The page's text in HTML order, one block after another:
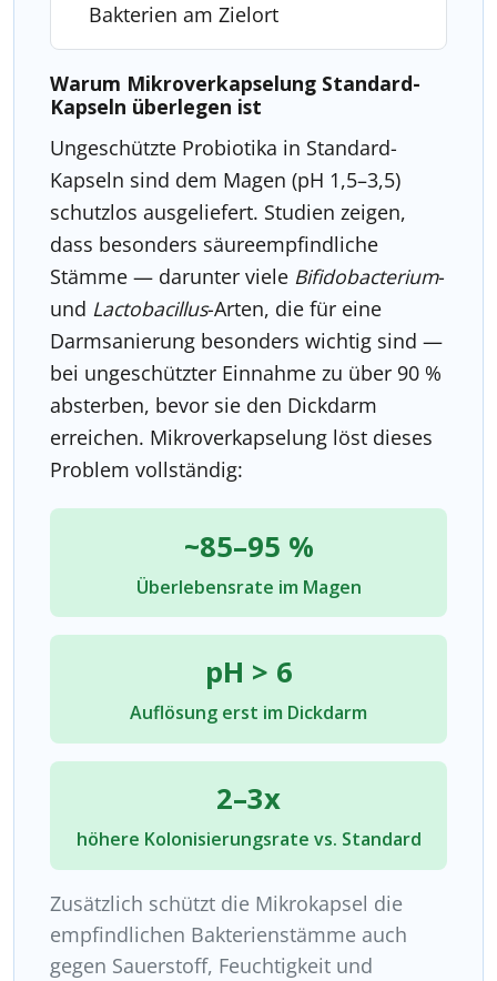
Bakterien am Zielort
Warum Mikroverkapselung Standard-
Kapseln überlegen ist
Ungeschützte Probiotika in Standard-
Kapseln sind dem Magen (pH 1,5–3,5)
schutzlos ausgeliefert. Studien zeigen,
dass besonders säureempfindliche
Stämme — darunter viele Bifidobacterium-
und Lactobacillus-Arten, die für eine
Darmsanierung besonders wichtig sind —
bei ungeschützter Einnahme zu über 90 %
absterben, bevor sie den Dickdarm
erreichen. Mikroverkapselung löst dieses
Problem vollständig:
~85–95 %
Überlebensrate im Magen
pH > 6
Auflösung erst im Dickdarm
2–3x
höhere Kolonisierungsrate vs. Standard
Zusätzlich schützt die Mikrokapsel die
empfindlichen Bakterienstämme auch
gegen Sauerstoff, Feuchtigkeit und